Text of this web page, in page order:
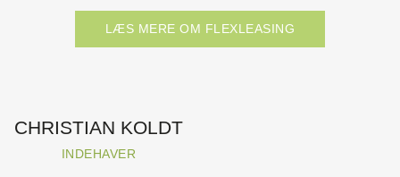
LÆS MERE OM FLEXLEASING
CHRISTIAN KOLDT
INDEHAVER